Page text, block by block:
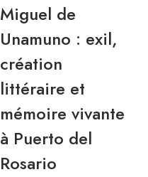
Miguel de
Unamuno : exil,
création
littéraire et
mémoire vivante
à Puerto del
Rosario